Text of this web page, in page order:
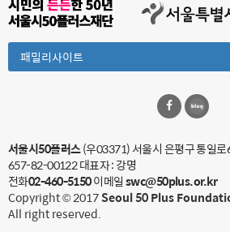
패밀리사이트Toggle
Dropdown
서울시50플러스(우03371) 서울시 은평구 통일
657-82-00122대표자 : 강명
전화02-460-5150이메일swc@50plus.or.kr
Copyright © 2017Seoul 50 Plus
All right reserved.